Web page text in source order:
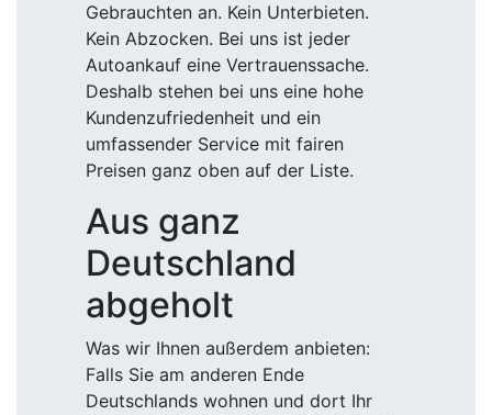
Gebrauchten an. Kein Unterbieten.
Kein Abzocken. Bei uns ist jeder
Autoankauf eine Vertrauenssache.
Deshalb stehen bei uns eine hohe
Kundenzufriedenheit und ein
umfassender Service mit fairen
Preisen ganz oben auf der Liste.
Aus ganz
Deutschland
abgeholt
Was wir Ihnen außerdem anbieten:
Falls Sie am anderen Ende
Deutschlands wohnen und dort Ihr